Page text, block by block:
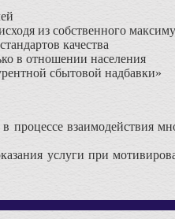
из собственного
качества
в отношении населения
сбытовой надбавки»
процессе взаимодействия
услуги при